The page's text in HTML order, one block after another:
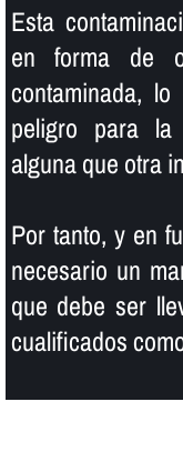
Esta
en forma de
contaminada,
peligro para la
alguna que otra
Por tanto, y en
necesario un
que debe ser
cualificados